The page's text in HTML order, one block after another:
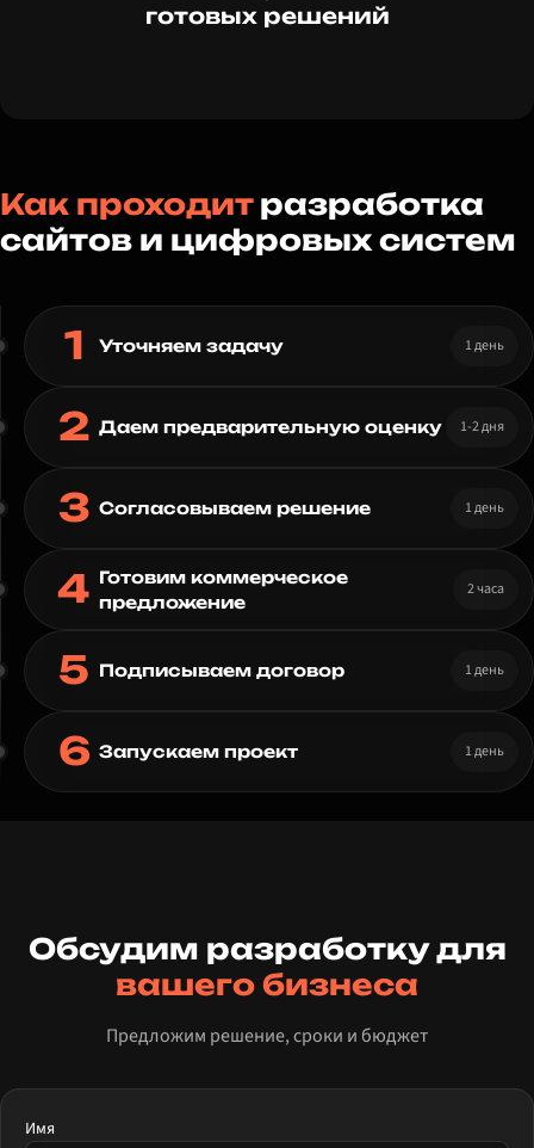
готовых решений
Как проходитразработка
сайтов и цифровых систем
1 Уточняем задачу 1 день
2 Даем предварительную оценку 1-2 дня
3 Согласовываем решение 1 день
4 Готовим коммерческое
предложение
2 часа
5 Подписываем договор 1 день
6 Запускаем проект 1 день
Обсудим разработку для
вашего бизнеса
Предложим решение, сроки и бюджет
Имя